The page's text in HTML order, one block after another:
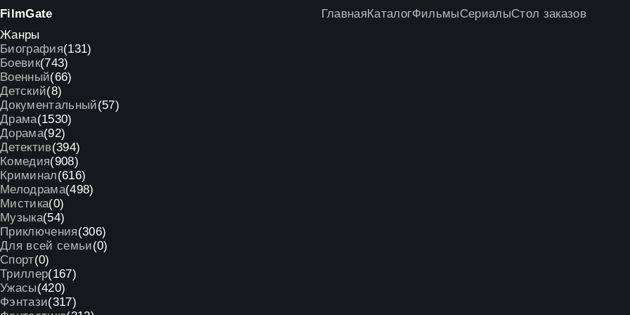
FilmGate ГлавнаяКаталогФильмыСериалыСтол заказов
Жанры
Биография(131)
Боевик(743)
Военный(66)
Детский(8)
Документальный(57)
Драма(1530)
Дорама(92)
Детектив(394)
Комедия(908)
Криминал(616)
Мелодрама(498)
Мистика(0)
Музыка(54)
Приключения(306)
Для всей семьи(0)
Спорт(0)
Триллер(167)
Ужасы(420)
Фэнтази(317)